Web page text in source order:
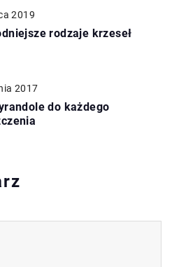
2019
rodzaje krzeseł
2017
do każdego